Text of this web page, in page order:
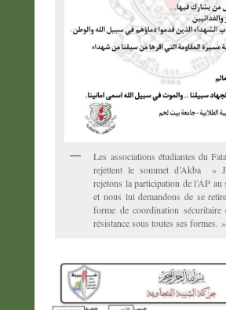
Les associations étudiantes du
rejettent le sommet d’Akba »
rejetons la participation de l’AP au
et nous lui demandons de se
forme de coordination
résistance sous toutes ses formes. »